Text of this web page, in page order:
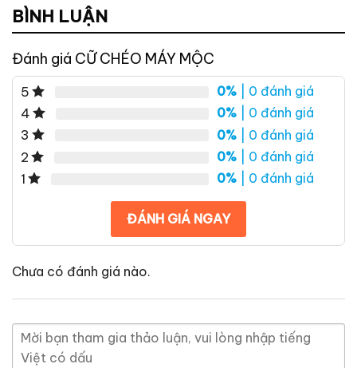
BÌNH LUẬN
Đánh giá CỮ CHÉO MÁY MỘC
5 0% | 0 đánh giá
4
0% | 0 đánh giá
3
0% | 0 đánh giá
2
0% | 0 đánh giá
1
0% | 0 đánh giá
ĐÁNH GIÁ NGAY
Chưa có đánh giá nào.